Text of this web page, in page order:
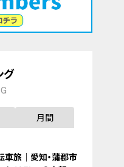
グ
月間
車旅｜愛知・蒲郡市